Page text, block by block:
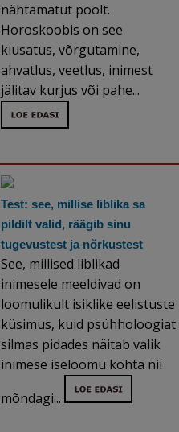
nähtamatut poolt.
Horoskoobis on see
kiusatus, võrgutamine,
ahvatlus, veetlus, inimest
jälitav kurjus või pahe...
Test: see, millise liblika sa
pildilt valid, räägib sinu
tugevustest ja nõrkustest
See, millised liblikad
inimesele meeldivad on
loomulikult isiklike eelistuste
küsimus, kuid psühholoogiat
silmas pidades näitab valik
inimese iseloomu kohta nii
mõndagi...